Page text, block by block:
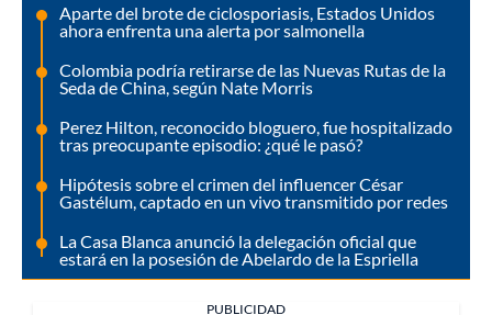
Aparte del brote de ciclosporiasis, Estados Unidos
ahora enfrenta una alerta por salmonella
Colombia podría retirarse de las Nuevas Rutas de la
Seda de China, según Nate Morris
Perez Hilton, reconocido bloguero, fue hospitalizado
tras preocupante episodio: ¿qué le pasó?
Hipótesis sobre el crimen del influencer César
Gastélum, captado en un vivo transmitido por redes
La Casa Blanca anunció la delegación oficial que
estará en la posesión de Abelardo de la Espriella
PUBLICIDAD